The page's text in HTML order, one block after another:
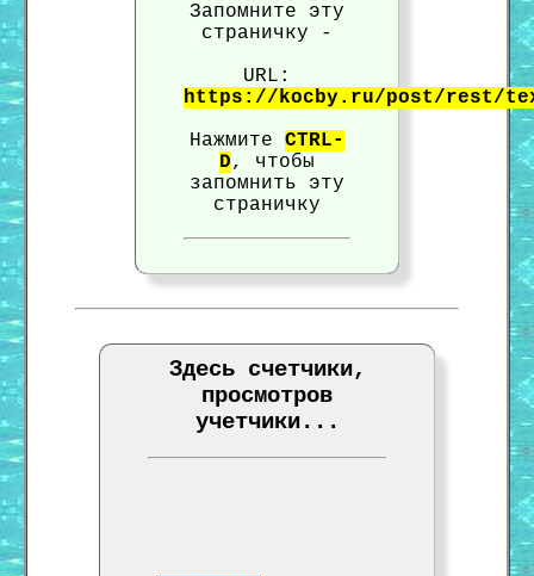
Запомните эту
страничку -
URL:
https://kocby.ru/post/rest/
Нажмите CTRL-
D, чтобы
запомнить эту
страничку
Здесь счетчики,
просмотров
учетчики...